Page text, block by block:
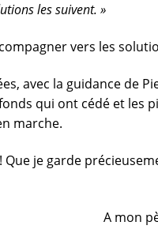
les suivent. »
vers les
avec la guidance de
qui ont cédé et les
marche.
je garde
A mon